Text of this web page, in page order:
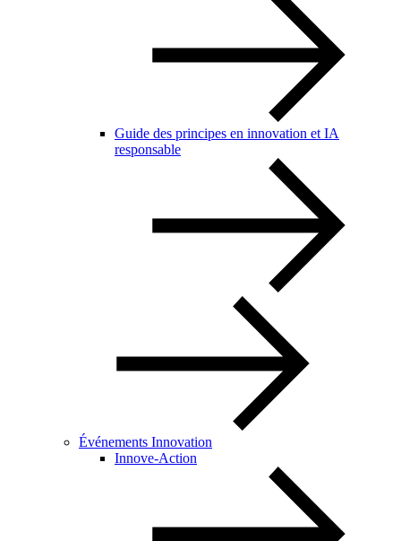
Guide des principes en innovation et IA
responsable
Événements Innovation
Innove-Action